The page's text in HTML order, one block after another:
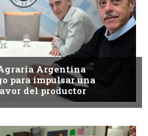
Argentina
para impulsar una
del productor